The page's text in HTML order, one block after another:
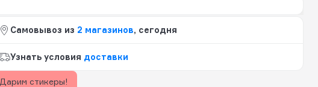
Самовывоз из 2 магазинов, сегодня
Узнать условия доставки
Дарим стикеры!